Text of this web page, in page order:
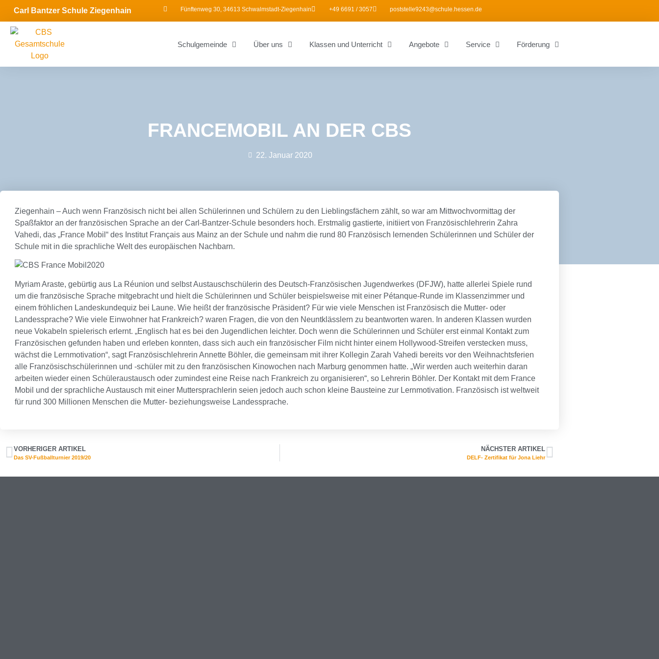
Carl Bantzer Schule Ziegenhain Fünftenweg 30, 34613 Schwalmstadt-Ziegenhain +49 6691 / 3057 poststelle9243@schule.hessen.de
Schulgemeinde Über uns Klassen und Unterricht Angebote Service Förderung
FRANCEMOBIL AN DER CBS
22. Januar 2020
Ziegenhain – Auch wenn Französisch nicht bei allen Schülerinnen und Schülern zu den Lieblingsfächern zählt, so war am Mittwochvormittag der
Spaßfaktor an der französischen Sprache an der Carl-Bantzer-Schule besonders hoch. Erstmalig gastierte, initiiert von Französischlehrerin Zahra
Vahedi, das „France Mobil“ des Institut Français aus Mainz an der Schule und nahm die rund 80 Französisch lernenden Schülerinnen und Schüler der
Schule mit in die sprachliche Welt des europäischen Nachbarn.
Myriam Araste, gebürtig aus La Réunion und selbst Austauschschülerin des Deutsch-Französischen Jugendwerkes (DFJW), hatte allerlei Spiele rund
um die französische Sprache mitgebracht und hielt die Schülerinnen und Schüler beispielsweise mit einer Pétanque-Runde im Klassenzimmer und
einem fröhlichen Landeskundequiz bei Laune. Wie heißt der französische Präsident? Für wie viele Menschen ist Französisch die Mutter- oder
Landessprache? Wie viele Einwohner hat Frankreich? waren Fragen, die von den Neuntklässlern zu beantworten waren. In anderen Klassen wurden
neue Vokabeln spielerisch erlernt. „Englisch hat es bei den Jugendlichen leichter. Doch wenn die Schülerinnen und Schüler erst einmal Kontakt zum
Französischen gefunden haben und erleben konnten, dass sich auch ein französischer Film nicht hinter einem Hollywood-Streifen verstecken muss,
wächst die Lernmotivation“, sagt Französischlehrerin Annette Böhler, die gemeinsam mit ihrer Kollegin Zarah Vahedi bereits vor den Weihnachtsferien
alle Französischschülerinnen und -schüler mit zu den französischen Kinowochen nach Marburg genommen hatte. „Wir werden auch weiterhin daran
arbeiten wieder einen Schüleraustausch oder zumindest eine Reise nach Frankreich zu organisieren“, so Lehrerin Böhler. Der Kontakt mit dem France
Mobil und der sprachliche Austausch mit einer Muttersprachlerin seien jedoch auch schon kleine Bausteine zur Lernmotivation. Französisch ist weltweit
für rund 300 Millionen Menschen die Mutter- beziehungsweise Landessprache.
VORHERIGER ARTIKEL
Das SV-Fußballturnier 2019/20
NÄCHSTER ARTIKEL
DELF- Zertifikat für Jona Liehr